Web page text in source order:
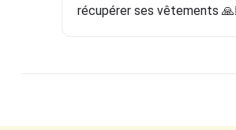
récupérer ses vêtements